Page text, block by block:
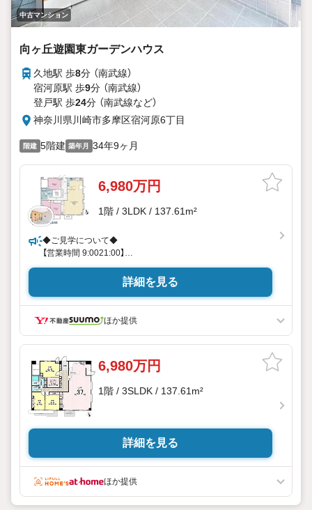
中古マンション
向ヶ丘遊園東ガーデンハウス
久地駅 歩8分 （南武線）
宿河原駅 歩9分 （南武線）
登戸駅 歩24分 （南武線など）
神奈川県川崎市多摩区宿河原6丁目
階建 5階建 築年月 34年9ヶ月
6,980万円
1階 / 3LDK / 137.61m²
◆ご見学について◆
【営業時間 9:0021:00】
日時のご希望をお伝えくださいませ。（もちろん当日でも対応
人気物件は特にお問い合わせが集中するため、お早めのご連
絡をおすすめいたします。
「室内・現地を見学する」ボタンよりご予約いただくと、スム
ーズにご案内可能です。
◆TOHO HOUSE CLUB◆
弊社で売買いただいたお客様はTOHO HOUSE CLUBにご加
入いただけます。
1020、30年後のリフォーム、保険やローンの見直し、相続や
資産運用など、将来にわたってのサポートをご提供いたしま
◆FPによるライフサポート◆
専属ファイナンシャルプランナーが住宅ローン・保険・税
ご契約前後を問わず、安心してご利用いただけます。
詳細を見る
ほか提供
6,980万円
1階 / 3SLDK / 137.61m²
詳細を見る
ほか提供